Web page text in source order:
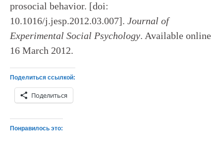
prosocial behavior. [doi:
10.1016/j.jesp.2012.03.007]. Journal of
Experimental Social Psychology. Available online
16 March 2012.
Поделиться ссылкой:
Поделиться
Понравилось это: